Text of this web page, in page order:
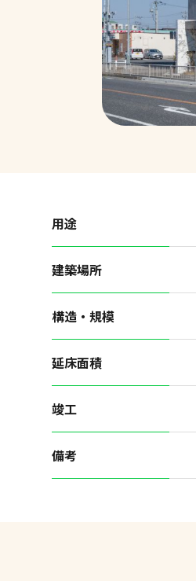
用途
建築場所
構造・規模
延床面積
竣工
備考